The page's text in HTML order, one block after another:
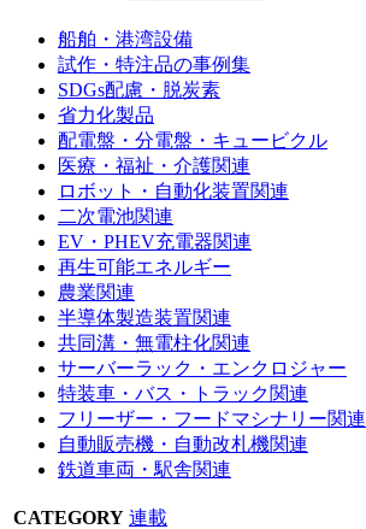
船舶・港湾設備
試作・特注品の事例集
SDGs配慮・脱炭素
省力化製品
配電盤・分電盤・キュービクル
医療・福祉・介護関連
ロボット・自動化装置関連
二次電池関連
EV・PHEV充電器関連
再生可能エネルギー
農業関連
半導体製造装置関連
共同溝・無電柱化関連
サーバーラック・エンクロジャー
特装車・バス・トラック関連
フリーザー・フードマシナリー関連
自動販売機・自動改札機関連
鉄道車両・駅舎関連
CATEGORY 連載